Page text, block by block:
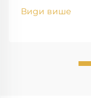
Види више